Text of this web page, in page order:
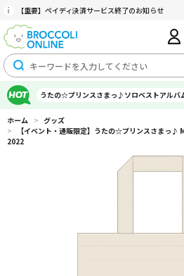
【重要】ペイディ決済サービス終了のお知らせ
うたの☆プリンスさまっ♪ソロベストアルバ
ホーム > グッズ
>
【イベント・通販限定】うたの☆プリンスさまっ♪
2022